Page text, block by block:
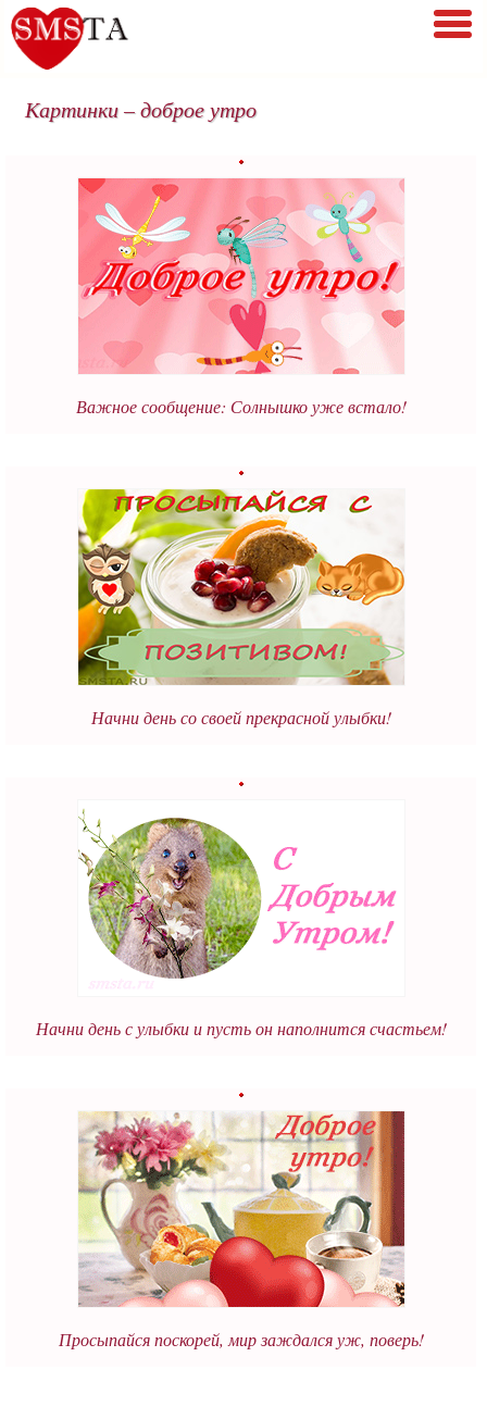
Картинки – доброе утро
Важное сообщение: Солнышко уже встало!
Начни день со своей прекрасной улыбки!
Начни день с улыбки и пусть он наполнится счастьем!
Просыпайся поскорей, мир заждался уж, поверь!